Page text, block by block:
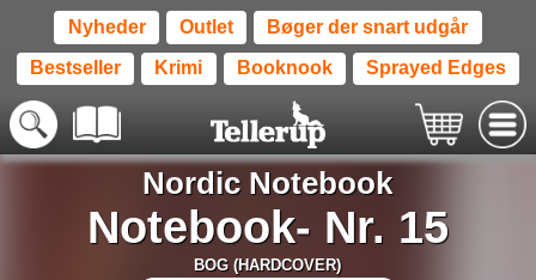
Nyheder Outlet Bøger der snart udgår
Bestseller Krimi Booknook Sprayed Edges
Nordic Notebook
Notebook- Nr. 15
BOG (HARDCOVER)